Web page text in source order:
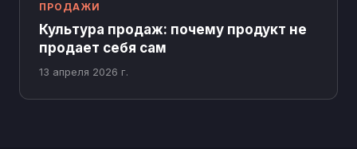
ПРОДАЖИ
Культура продаж: почему продукт не
продает себя сам
13 апреля 2026 г.